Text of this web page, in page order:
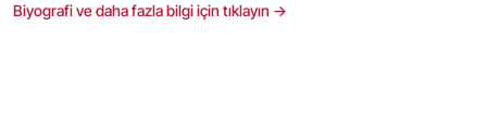
Biyografi ve daha fazla bilgi için tıklayın →